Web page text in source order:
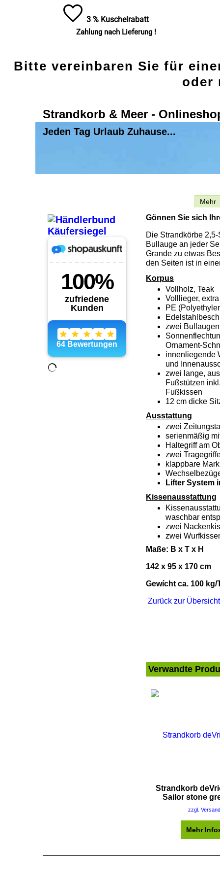
3 % Kuschelrabatt
Zahlung nach Lieferung !
Bitte vereinbaren Sie für
oder
Strandkorb & Meer -
Jeden Tag Urlaub Zuhause...
Mehr
Gönnen Sie sich
Die Strandkörbe
Bullauge an jeder
Grande zu etwas
den Seiten ist in
Korpus
Vollholz, Teak
Volllieger,
PE
zwei
Ornament-
innenliegende
und
zwei lange,
Fußstützen
Fußkissen
12 cm dicke
Ausstattung
zwei
serienmäßig
Haltegriff am
zwei
klappbare
Lifter System
Kissenausstattung
waschbar
zwei
zwei
Maße: B x T x H
142 x 95 x 170 cm
Gewícht ca. 100
Zurück zur
Verwandte
Strandkorb
Sailor stone
zzgl. Versand
Mehr